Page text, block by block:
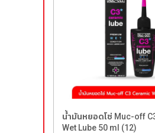
น้ำมันหยอดโซ่ Muc-off
Wet Lube 50 ml (12)